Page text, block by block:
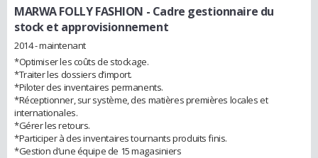
MARWA FOLLY FASHION - Cadre gestionnaire du
stock et approvisionnement
2014 - maintenant
*Optimiser les coûts de stockage.
*Traiter les dossiers d’import.
*Piloter des inventaires permanents.
*Réceptionner, sur système, des matières premières locales et
internationales.
*Gérer les retours.
*Participer à des inventaires tournants produits finis.
*Gestion d’une équipe de 15 magasiniers